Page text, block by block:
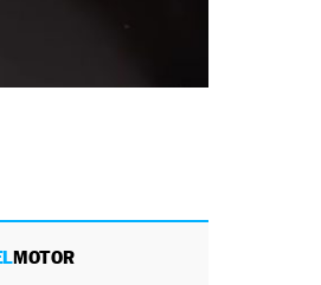
MOTOR